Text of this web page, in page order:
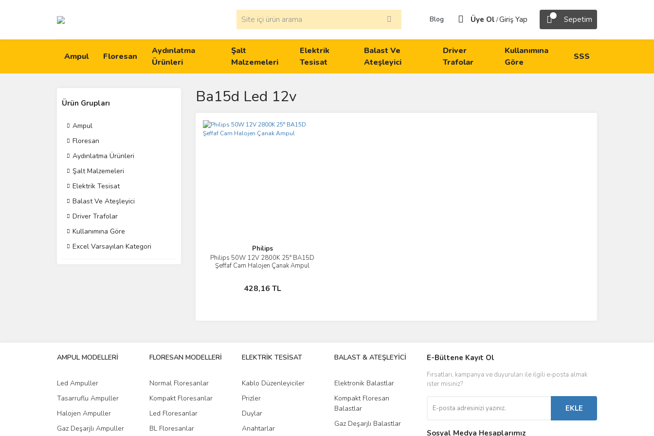
Blog Üye Ol /Giriş Yap Sepetim
Ampul Floresan
Aydınlatma
Ürünleri
Şalt
Malzemeleri
Elektrik
Tesisat
Balast Ve
Ateşleyici
Driver
Trafolar
Kullanımına
Göre
SSS
Ürün Grupları
Ampul
Floresan
Aydınlatma Ürünleri
Şalt Malzemeleri
Elektrik Tesisat
Balast Ve Ateşleyici
Driver Trafolar
Kullanımına Göre
Excel Varsayılan Kategori
Ba15d Led 12v
Philips
Philips 50W 12V 2800K 25° BA15D
Şeffaf Cam Halojen Çanak Ampul
428,16 TL
İncele
Sepete Ekle
AMPUL MODELLERİ
Led Ampuller
Tasarruflu Ampuller
Halojen Ampuller
Gaz Deşarjlı Ampuller
FLORESAN MODELLERİ
Normal Floresanlar
Kompakt Floresanlar
Led Floresanlar
BL Floresanlar
ELEKTRİK TESİSAT
Kablo Düzenleyiciler
Prizler
Duylar
Anahtarlar
BALAST & ATEŞLEYİCİ
Elektronik Balastlar
Kompakt Floresan
Balastlar
Gaz Deşarjlı Balastlar
DRIVER & TRAFO
Led Driverlar
Kontaktörler
Sigorta & Otomatlar
E-Bültene Kayıt Ol
Fırsatları, kampanya ve duyuruları ile ilgili e-posta almak
ister misiniz?
EKLE
Sosyal Medya Hesaplarımız